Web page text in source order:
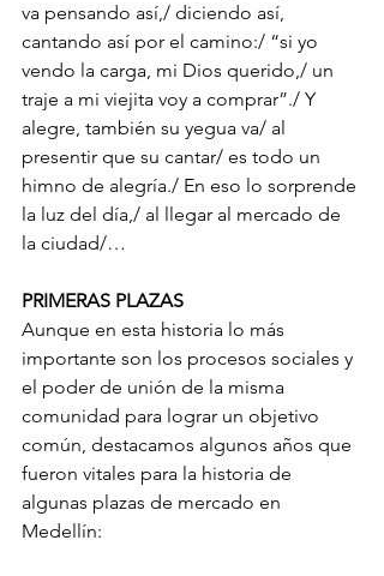
va pensando así,/ diciendo así,
cantando así por el camino:/ “si yo
vendo la carga, mi Dios querido,/ un
traje a mi viejita voy a comprar”./ Y
alegre, también su yegua va/ al
presentir que su cantar/ es todo un
himno de alegría./ En eso lo sorprende
la luz del día,/ al llegar al mercado de
la ciudad/…
PRIMERAS PLAZAS
Aunque en esta historia lo más
importante son los procesos sociales y
el poder de unión de la misma
comunidad para lograr un objetivo
común, destacamos algunos años que
fueron vitales para la historia de
algunas plazas de mercado en
Medellín: